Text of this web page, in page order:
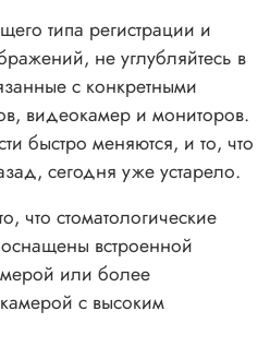
типа регистрации и
не углубляйтесь в
с конкретными
видеокамер и мониторов.
быстро меняются, и то, что
сегодня уже устарело.
что стоматологические
встроенной
или более
с высоким